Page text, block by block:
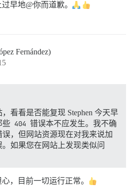
早地@你而道歉。
Fernández)
看看是否能复现 Stephen 今天早
些 404 错误本不应发生。我不确
，但网站资源现在对我来说加
如果您在网站上发现类似问
，目前一切运行正常。